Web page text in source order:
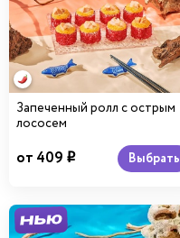
Запеченный ролл с острым
лососем
от 409 i Выбрать